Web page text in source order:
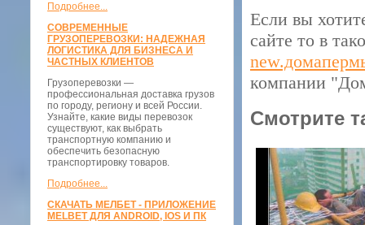
Подробнее...
СОВРЕМЕННЫЕ
ГРУЗОПЕРЕВОЗКИ: НАДЕЖНАЯ
ЛОГИСТИКА ДЛЯ БИЗНЕСА И
ЧАСТНЫХ КЛИЕНТОВ
Грузоперевозки —
профессиональная доставка грузов
по городу, региону и всей России.
Узнайте, какие виды перевозок
существуют, как выбрать
транспортную компанию и
обеспечить безопасную
транспортировку товаров.
Подробнее...
СКАЧАТЬ МЕЛБЕТ - ПРИЛОЖЕНИЕ
MELBET ДЛЯ ANDROID, IOS И ПК
Если вы
сайте то в
компании
Смотрите